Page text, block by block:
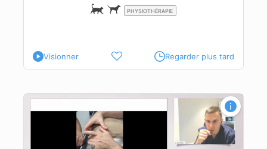
PHYSIOTHÉRAPIE
Visionner Regarder plus tard